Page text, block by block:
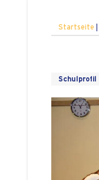
Startseite
Schulprofil